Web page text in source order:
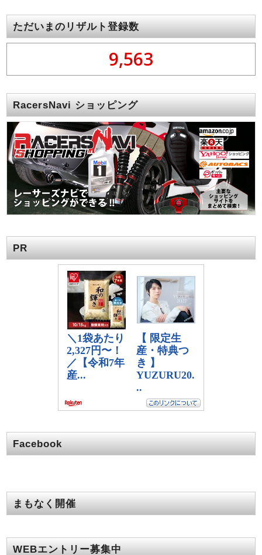
ただいまのリザルト登録数
9,563
RacersNavi ショッピング
PR
Facebook
まもなく開催
WEBエントリー募集中